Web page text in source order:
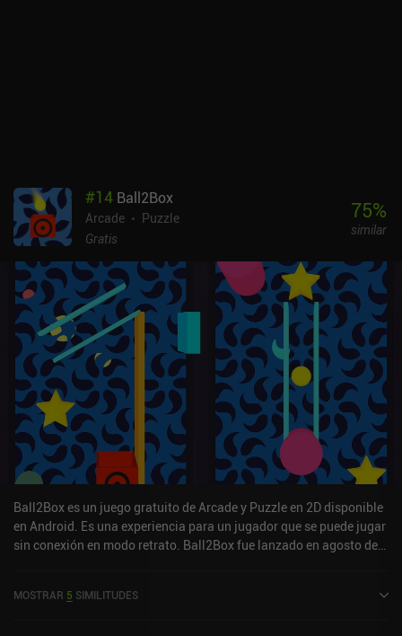
#14 Ball2Box
Arcade
Puzzle
Gratis
75%
similar
Ball2Box es un juego gratuito de Arcade y Puzzle en 2D disponible
en Android. Es una experiencia para un jugador que se puede jugar
sin conexión en modo retrato. Ball2Box fue lanzado en agosto de
MOSTRAR 5 SIMILITUDES